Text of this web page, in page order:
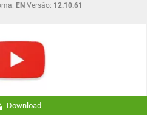
EN Versão: 12.10.61
Download